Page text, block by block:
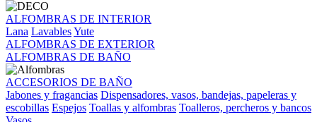
ALFOMBRAS DE INTERIOR
Lana LavablesYute
ALFOMBRAS DE EXTERIOR
ALFOMBRAS DE BAÑO
ACCESORIOS DE BAÑO
Jabones y fragancias Dispensadores, vasos, bandejas, papeleras y
escobillas Espejos Toallas y alfombras Toalleros, percheros y bancos